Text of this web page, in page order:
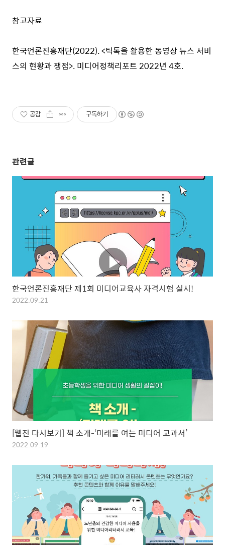
참고자료
한국언론진흥재단(2022). <틱톡을 활용한 동영상 뉴스 서비
스의 현황과 쟁점>. 미디어정책리포트 2022년 4호.
공감 구독하기
관련글
한국언론진흥재단 제1회 미디어교육사 자격시험 실시!
2022.09.21
[웹진 다시보기] 책 소개-‘미래를 여는 미디어 교과서’
2022.09.19